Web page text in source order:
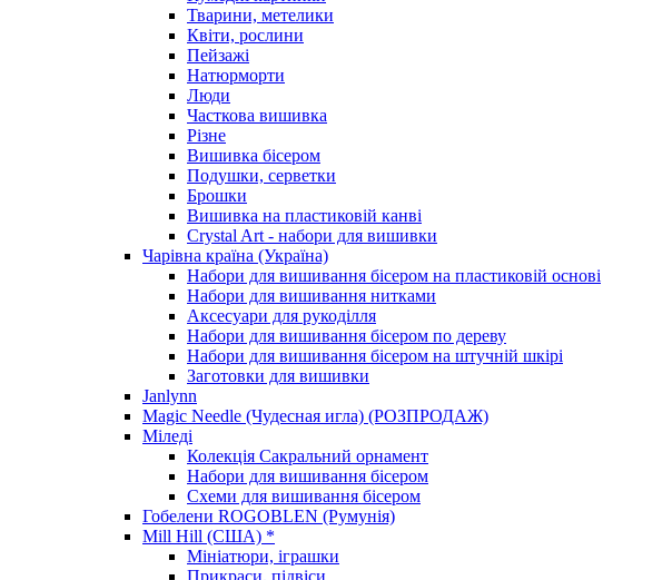
Тварини, метелики
Квіти, рослини
Пейзажі
Натюрморти
Люди
Часткова вишивка
Різне
Вишивка бісером
Подушки, серветки
Брошки
Вишивка на пластиковій канві
Crystal Art - набори для вишивки
Чарівна країна (Україна)
Набори для вишивання бісером на пластиковій основі
Набори для вишивання нитками
Аксесуари для рукоділля
Набори для вишивання бісером по дереву
Набори для вишивання бісером на штучній шкірі
Заготовки для вишивки
Janlynn
Magic Needle (Чудесная игла) (РОЗПРОДАЖ)
Міледі
Колекція Сакральний орнамент
Набори для вишивання бісером
Схеми для вишивання бісером
Гобелени ROGOBLEN (Румунія)
Mill Hill (США) *
Мініатюри, іграшки
Прикраси, підвіси